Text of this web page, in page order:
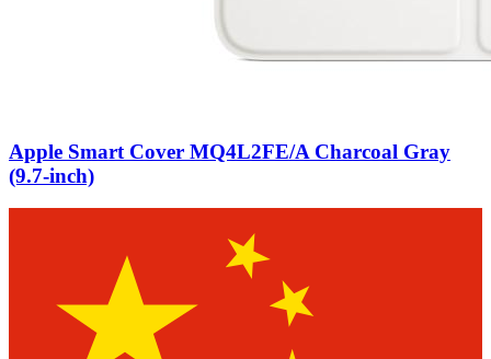
Apple Smart Cover MQ4L2FE/A Charcoal Gray
(9.7-inch)